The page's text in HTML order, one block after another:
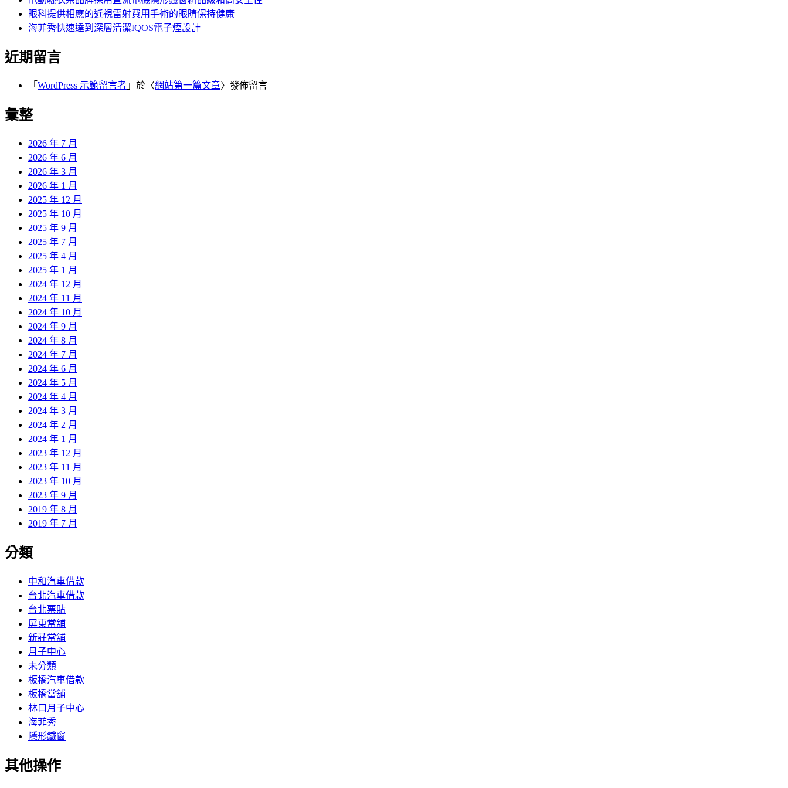
眼科提供相應的近視雷射費用手術的眼睛保持健康
海菲秀快速達到深層清潔IQOS電子煙設計
近期留言
「 WordPress 示範留言者 」於〈網站第一篇文章〉發佈留言
彙整
2026 年 7 月
2026 年 6 月
2026 年 3 月
2026 年 1 月
2025 年 12 月
2025 年 10 月
2025 年 9 月
2025 年 7 月
2025 年 4 月
2025 年 1 月
2024 年 12 月
2024 年 11 月
2024 年 10 月
2024 年 9 月
2024 年 8 月
2024 年 7 月
2024 年 6 月
2024 年 5 月
2024 年 4 月
2024 年 3 月
2024 年 2 月
2024 年 1 月
2023 年 12 月
2023 年 11 月
2023 年 10 月
2023 年 9 月
2019 年 8 月
2019 年 7 月
分類
中和汽車借款
台北汽車借款
台北票貼
屏東當舖
新莊當舖
月子中心
未分類
板橋汽車借款
板橋當舖
林口月子中心
海菲秀
隱形鐵窗
其他操作